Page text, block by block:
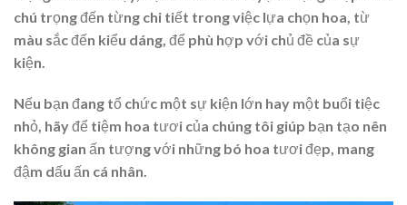
chú trọng đến từng chi tiết trong việc lựa chọn hoa, từ
màu sắc đến kiểu dáng, để phù hợp với chủ đề của sự
kiện.
Nếu bạn đang tổ chức một sự kiện lớn hay một buổi tiệc
nhỏ, hãy để tiệm hoa tươi của chúng tôi giúp bạn tạo nên
không gian ấn tượng với những bó hoa tươi đẹp, mang
đậm dấu ấn cá nhân.